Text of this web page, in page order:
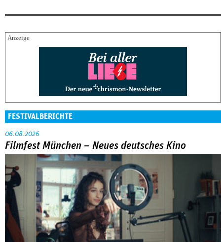
FESTIVALBERICHTE
06.08.2026
Filmfest München – Neues deutsches Kino